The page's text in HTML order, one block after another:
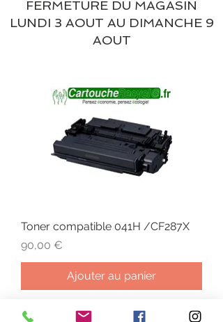
FERMETURE DU MAGASIN
LUNDI 3 AOUT AU DIMANCHE 9
AOUT
Toner compatible 041H /CF287X
Prix
90,00 €
Ajouter au panier